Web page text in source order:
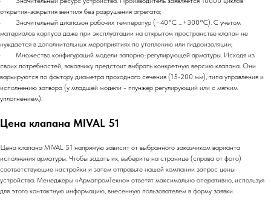
открытия-закрытия вентиля без разрушения агрегата;
· Значительный диапазон рабочих температур (−40°С …+300°С). С учетом
материалов корпуса даже при эксплуатации на открытом пространстве клапан не
нуждается в дополнительных мероприятиях по утеплению или гидроизоляции;
· Множество конфигураций модели запорно-регулирующей арматуры. Исходя из
своих потребностей, заказчику предстоит выбрать конкретную версию клапана. Они
варьируются по фактору диаметра проходного сечения (15-200 мм), типа управления и
исполнению затвора (у младшей модели - плунжер регулирующий или с мягким
уплотнением).
Цена клапана MIVAL 51
Цена клапана MIVAL 51 напрямую зависит от выбранного заказчиком варианта
исполнения арматуры. Чтобы задать их, выберите на странице (справа от фото)
соответствующие настройки и затем отправьте нашей компании запрос цены
устройства. Менеджеры «АрмапромТехно» ответят максимально оперативно, используя
для этого контактную информацию, внесенную пользователем в форму заявки.